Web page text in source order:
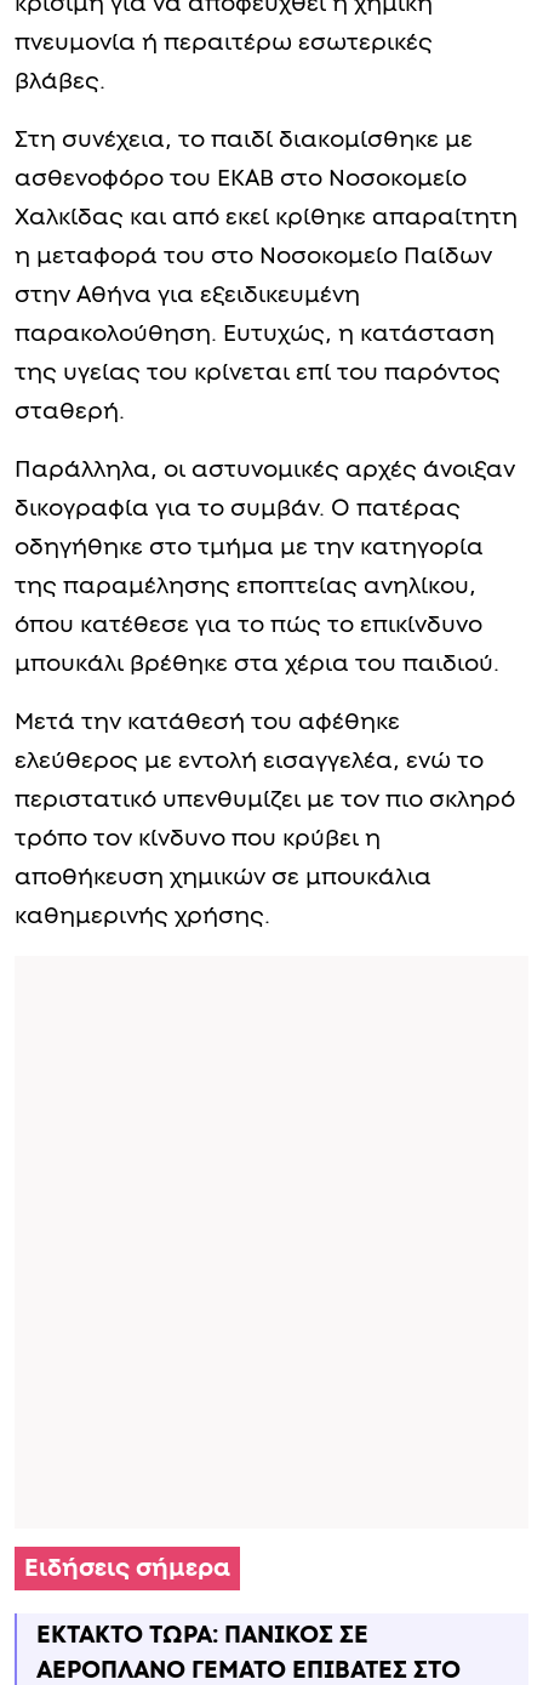
κρίσιμη για να αποφευχθεί η χημική
πνευμονία ή περαιτέρω εσωτερικές
βλάβες.
Στη συνέχεια, το παιδί διακομίσθηκε με
ασθενοφόρο του ΕΚΑΒ στο Νοσοκομείο
Χαλκίδας και από εκεί κρίθηκε απαραίτητη
η μεταφορά του στο Νοσοκομείο Παίδων
στην Αθήνα για εξειδικευμένη
παρακολούθηση. Ευτυχώς, η κατάσταση
της υγείας του κρίνεται επί του παρόντος
σταθερή.
Παράλληλα, οι αστυνομικές αρχές άνοιξαν
δικογραφία για το συμβάν. Ο πατέρας
οδηγήθηκε στο τμήμα με την κατηγορία
της παραμέλησης εποπτείας ανηλίκου,
όπου κατέθεσε για το πώς το επικίνδυνο
μπουκάλι βρέθηκε στα χέρια του παιδιού.
Μετά την κατάθεσή του αφέθηκε
ελεύθερος με εντολή εισαγγελέα, ενώ το
περιστατικό υπενθυμίζει με τον πιο σκληρό
τρόπο τον κίνδυνο που κρύβει η
αποθήκευση χημικών σε μπουκάλια
καθημερινής χρήσης.
Ειδήσεις σήμερα
ΕΚΤΑΚΤΟ ΤΩΡΑ: ΠΑΝΙΚΟΣ ΣΕ
ΑΕΡΟΠΛΑΝΟ ΓΕΜΑΤΟ ΕΠΙΒΑΤΕΣ ΣΤΟ